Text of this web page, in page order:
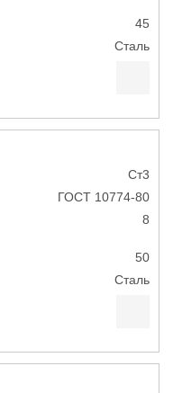
45
Сталь
Ст3
ГОСТ 10774-80
8
50
Сталь